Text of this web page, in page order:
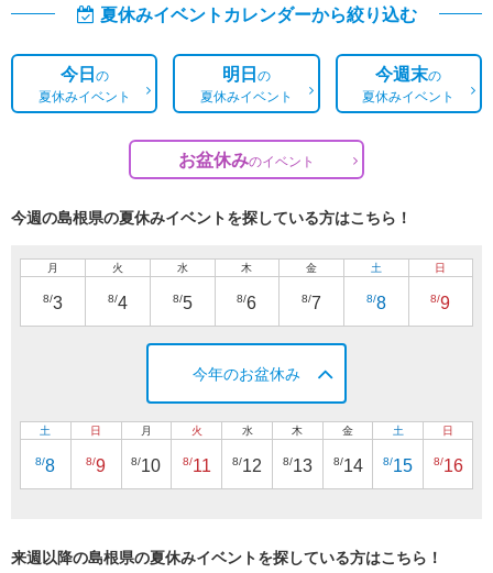
夏休みイベントカレンダーから絞り込む
今日の
夏休みイベント
明日の
夏休みイベント
今週末の
夏休みイベント
お盆休みのイベント
今週の島根県の夏休みイベントを探している方はこちら！
月
8/3
火
8/4
水
8/5
木
8/6
金
8/7
土
8/8
日
8/9
今年のお盆休み
土
8/8
日
8/9
月
8/10
火
8/11
水
8/12
木
8/13
金
8/14
土
8/15
日
8/16
来週以降の島根県の夏休みイベントを探している方はこちら！